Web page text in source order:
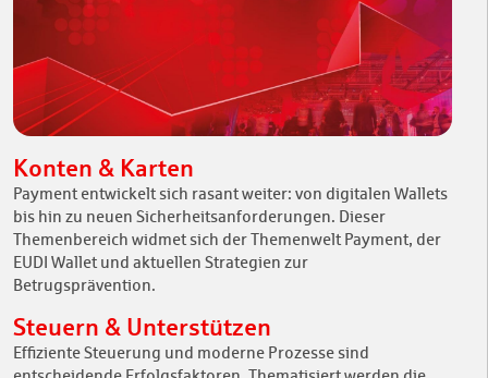
Konten & Karten
Payment entwickelt sich rasant weiter: von digitalen Wallets
bis hin zu neuen Sicherheitsanforderungen. Dieser
Themenbereich widmet sich der Themenwelt Payment, der
EUDI Wallet und aktuellen Strategien zur
Betrugsprävention.
Steuern & Unterstützen
Effiziente Steuerung und moderne Prozesse sind